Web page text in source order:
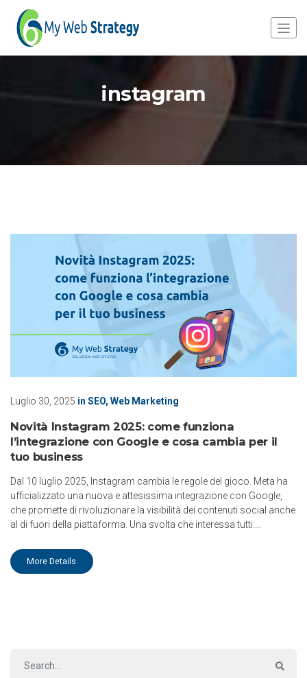
instagram
Luglio 30, 2025 in SEO, Web Marketing
Novità Instagram 2025: come funziona
l’integrazione con Google e cosa cambia per il
tuo business
Dal 10 luglio 2025, Instagram cambia le regole del gioco. Meta ha
ufficializzato una nuova e attesissima integrazione con Google,
che promette di rivoluzionare la visibilità dei contenuti social anche
al di fuori della piattaforma. Una svolta che interessa tutti:…
More Details